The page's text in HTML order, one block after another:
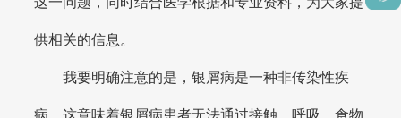
供相关的信息。
我要明确注意的是，银屑病是一种非传染性疾